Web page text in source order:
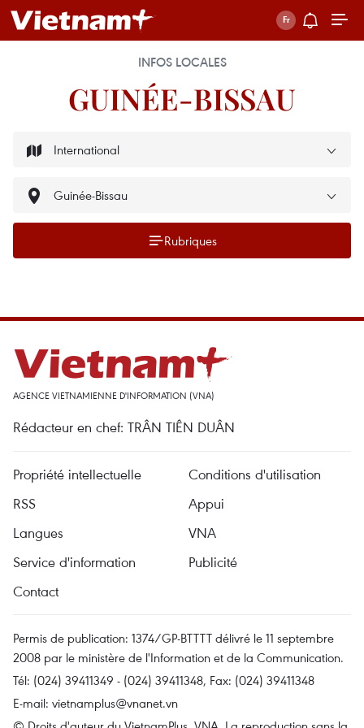
INFOS LOCALES
GUINÉE-BISSAU
Rubriques
AGENCE VIETNAMIENNE D'INFORMATION (VNA)
Rédacteur en chef: TRÂN TIÊN DUÂN
Propriété intellectuelle
Conditions d'utilisation
RSS
Appui
Langues
VNA
Service d'information
Publicité
Contact
Permis de publication: 1374/GP-BTTTT délivré le 11 septembre
2008 par le ministère de l'Information et de la Communication.
Tél: (024) 39411349 - (024) 39411348, Fax: (024) 39411348
E-mail: vietnamplus@vnanet.vn